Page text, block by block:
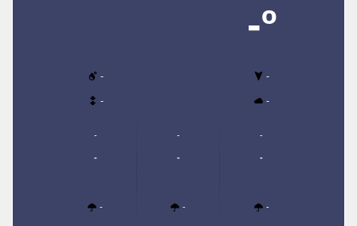
-º
- -
- -
-
-
-
-
-
-
-
-
-